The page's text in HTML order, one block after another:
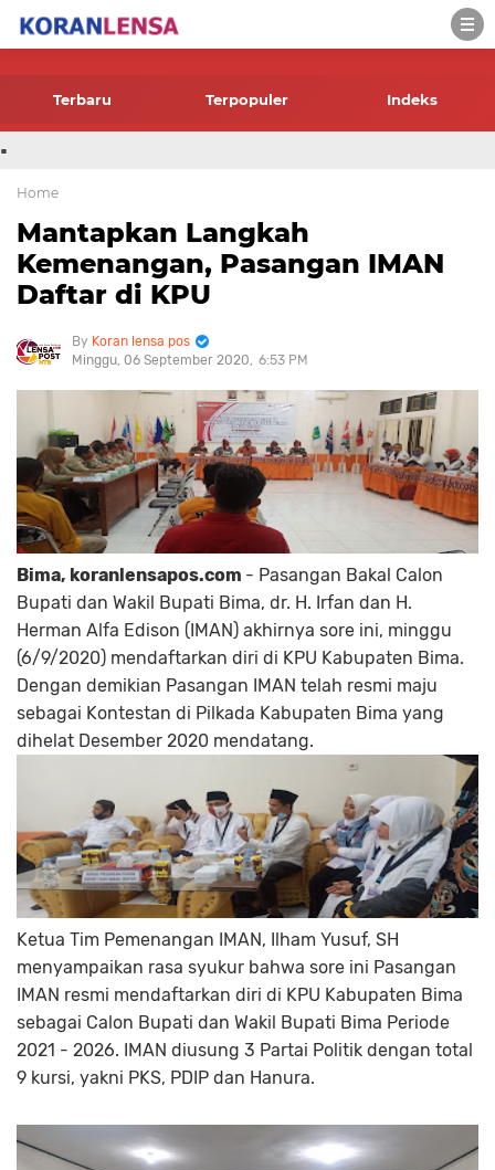
-->
Terbaru Terpopuler Indeks
.
Home
Mantapkan Langkah
Kemenangan, Pasangan IMAN
Daftar di KPU
Koran lensa pos
Minggu, 06 September 2020
6:53 PM
Bima, koranlensapos.com - Pasangan Bakal Calon
Bupati dan Wakil Bupati Bima, dr. H. Irfan dan H.
Herman Alfa Edison (IMAN) akhirnya sore ini, minggu
(6/9/2020) mendaftarkan diri di KPU Kabupaten Bima.
Dengan demikian Pasangan IMAN telah resmi maju
sebagai Kontestan di Pilkada Kabupaten Bima yang
dihelat Desember 2020 mendatang.
Ketua Tim Pemenangan IMAN, Ilham Yusuf, SH
menyampaikan rasa syukur bahwa sore ini Pasangan
IMAN resmi mendaftarkan diri di KPU Kabupaten Bima
sebagai Calon Bupati dan Wakil Bupati Bima Periode
2021 - 2026. IMAN diusung 3 Partai Politik dengan total
9 kursi, yakni PKS, PDIP dan Hanura.